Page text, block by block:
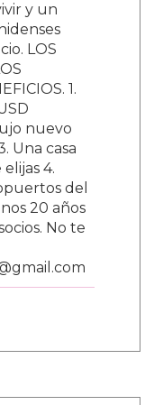
y un
LOS
1.
nuevo
Una casa
4.
del
20 años
No te